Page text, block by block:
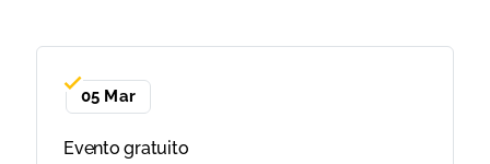
05 Mar
Evento gratuito